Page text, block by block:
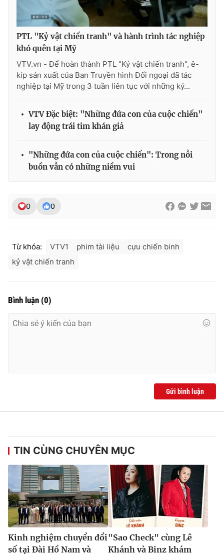
PTL "Kỷ vật chiến tranh" và hành trình tác nghiệp
khó quên tại Mỹ
VTV.vn - Để hoàn thành PTL "Kỷ vật chiến tranh", ê-
kíp sản xuất của Ban Truyền hình Đối ngoại đã tác
nghiệp tại Mỹ trong 3 tuần liên tục với những kỷ...
VTV Đặc biệt: "Những đứa con của cuộc chiến"
lay động trái tim khán giả
"Những đứa con của cuộc chiến": Trong nỗi
buồn vẫn có những niềm vui
0 0
Từ khóa: VTV1 phim tài liệu
cựu chiến binh
kỷ vật chiến tranh
Bình luận (0)
Gửi bình luận
TIN CÙNG CHUYÊN MỤC
Kinh nghiệm chuyển đổi
số tại Đài Hồ Nam và
"Sao Check" cùng Lê
Khánh và Binz khám